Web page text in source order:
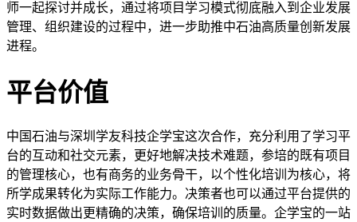
师一起探讨并成长，通过将项目学习模式彻底融入到企业发展
管理、组织建设的过程中，进一步助推中石油高质量创新发展
进程。
平台价值
中国石油与深圳学友科技企学宝这次合作，充分利用了学习平
台的互动和社交元素，更好地解决技术难题，参培的既有项目
的管理核心，也有商务的业务骨干，以个性化培训为核心，将
所学成果转化为实际工作能力。决策者也可以通过平台提供的
实时数据做出更精确的决策，确保培训的质量。企学宝的一站